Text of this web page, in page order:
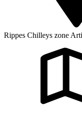
Rippes Chilleys zone